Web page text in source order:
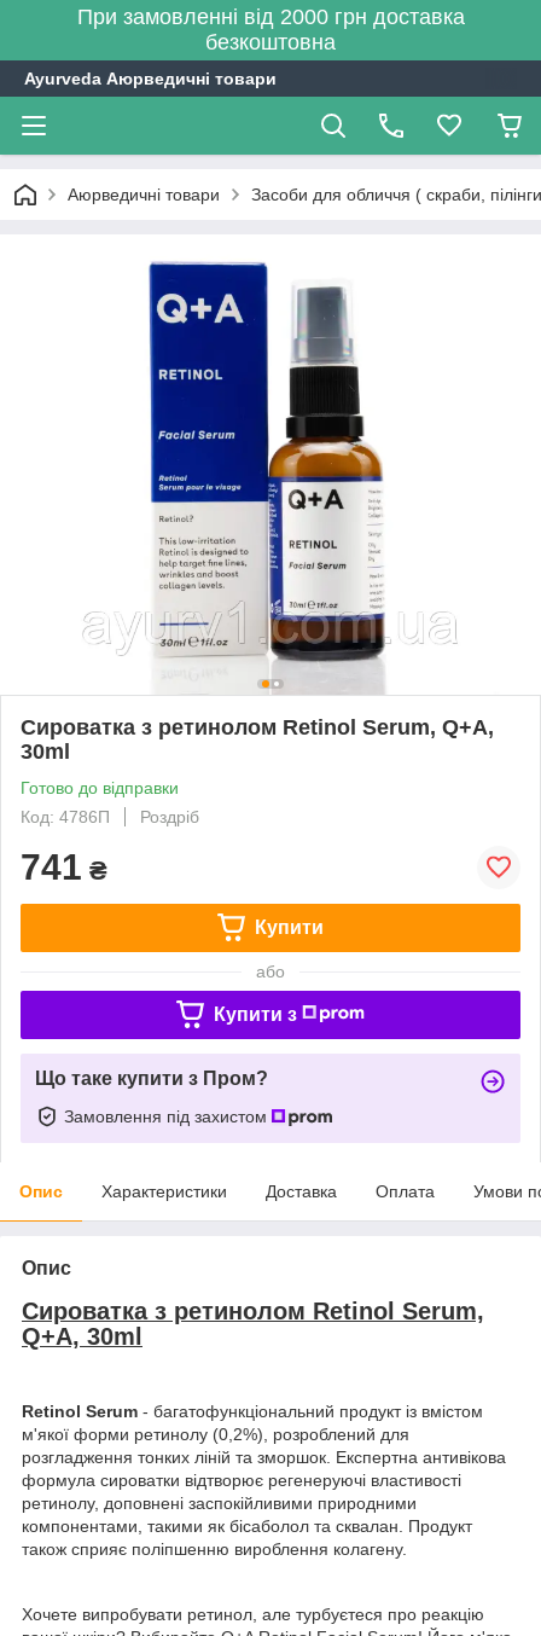
При замовленні від 2000 грн доставка
безкоштовна
Ayurveda Аюрведичні товари
Аюрведичні товари Засоби для обличчя ( скраби,
Сироватка з ретинолом Retinol Serum, Q+A,
30ml
Готово до відправки
Код: 4786П
Роздріб
741 ₴
Купити
або
Купити з
Що таке купити з Пром?
Замовлення під захистом
Опис Характеристики Доставка Оплата Умови
Опис
Сироватка з ретинолом Retinol Serum,
Q+A, 30ml
Retinol Serum - багатофункціональний продукт із вмістом
м'якої форми ретинолу (0,2%), розроблений для
розгладження тонких ліній та зморшок. Експертна антивікова
формула сироватки відтворює регенеруючі властивості
ретинолу, доповнені заспокійливими природними
компонентами, такими як бісаболол та сквалан. Продукт
також сприяє поліпшенню вироблення колагену.
Хочете випробувати ретинол, але турбуєтеся про реакцію